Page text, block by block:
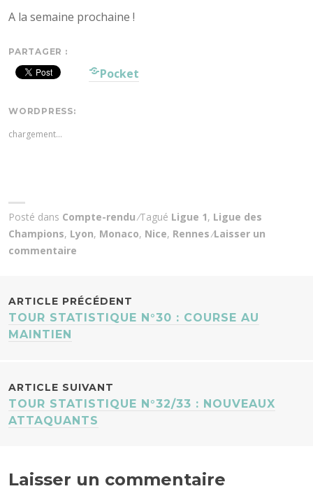
A la semaine prochaine !
PARTAGER :
Pocket
WORDPRESS:
chargement…
Posté dans Compte-rendu Tagué Ligue 1, Ligue des
Champions, Lyon, Monaco, Nice, Rennes Laisser un
commentaire
NAVIGATION
DES
ARTICLES
ARTICLE PRÉCÉDENT
TOUR STATISTIQUE N°30 : COURSE AU
MAINTIEN
ARTICLE SUIVANT
TOUR STATISTIQUE N°32/33 : NOUVEAUX
ATTAQUANTS
Laisser un commentaire